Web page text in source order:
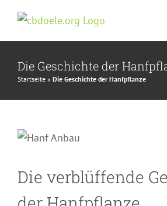
Inhalt
springen
Die Geschichte der
Startseite » Die Geschichte der Hanfpflanze
Die verblüffende